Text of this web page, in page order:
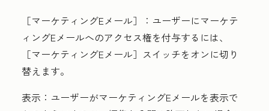
［マーケティングEメール］： ユーザーにマーケテ
ィングEメールへのアクセス権を付与するには、
［マーケティングEメール］ スイッチをオンに切り
替えます。
表示 ：ユーザーがマーケティングEメールを表示で